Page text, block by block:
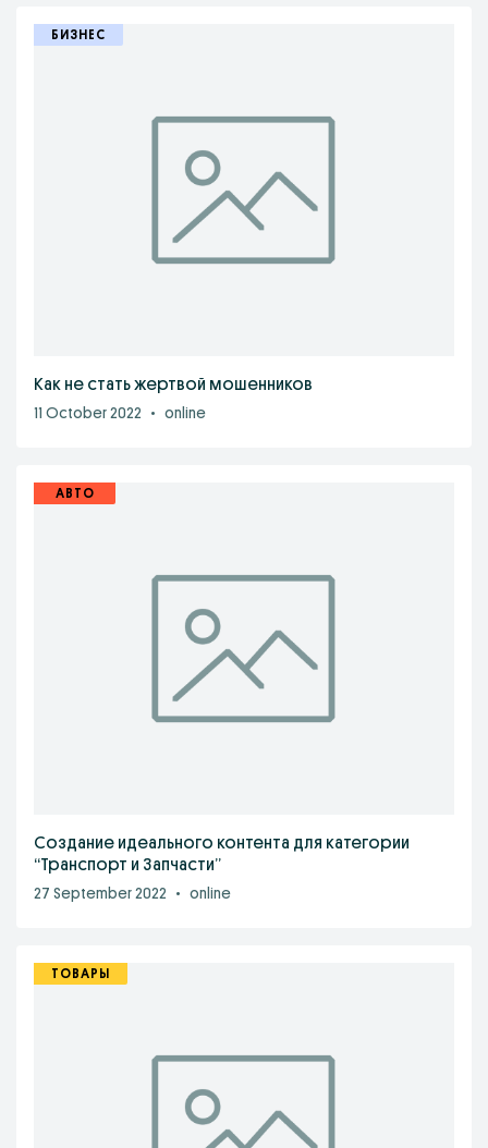
БИЗНЕС
Как не стать жертвой мошенников
11 October 2022 • online
АВТО
Создание идеального контента для категории
“Транспорт и Запчасти”
27 September 2022 • online
ТОВАРЫ